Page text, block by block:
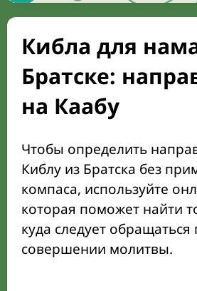
Кибла для
Братске:
на Каабу
Чтобы определить
Киблу из Братска без
компаса, используйте
которая поможет найти
куда следует обращаться
совершении молитвы.